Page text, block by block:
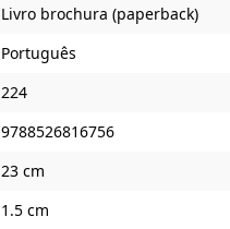
Livro brochura (paperback)
Português
224
9788526816756
23 cm
1.5 cm